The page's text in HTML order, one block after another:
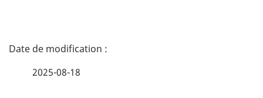
D
2025-08-18